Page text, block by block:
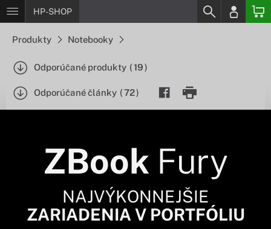
HP-SHOP
Produkty Notebooky
Odporúčané produkty (19)
Odporúčané články (72)
ZBook Fury
NAJVÝKONNEJŠIE
ZARIADENIA V PORTFÓLIU